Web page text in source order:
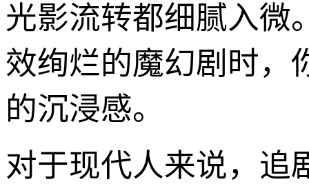
光影流转都细腻入微
效绚烂的魔幻剧时，
的沉浸感。
对于现代人来说，追